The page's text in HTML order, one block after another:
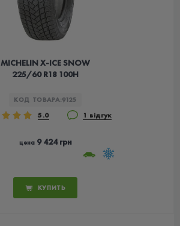
MICHELIN X-ICE SNOW
225/60 R18 100H
КОД ТОВАРА:9125
5.0 1 відгук
цена9 424 грн
КУПИТЬ